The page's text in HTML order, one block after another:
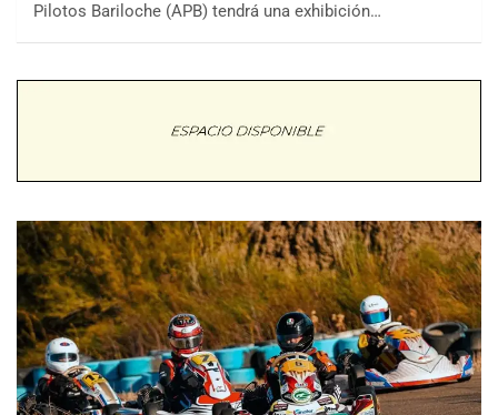
Pilotos Bariloche (APB) tendrá una exhibición…